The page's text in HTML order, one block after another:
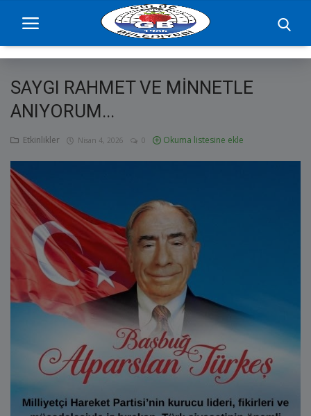
Başkan
Yönetim
Hizmetler
Duyurular
Etkinlikler
E-Belediye
Kayıt
SAYGI RAHMET VE MİNNETLE
ANIYORUM...
Etkinlikler Nisan 4, 2026 0 Okuma listesine ekle